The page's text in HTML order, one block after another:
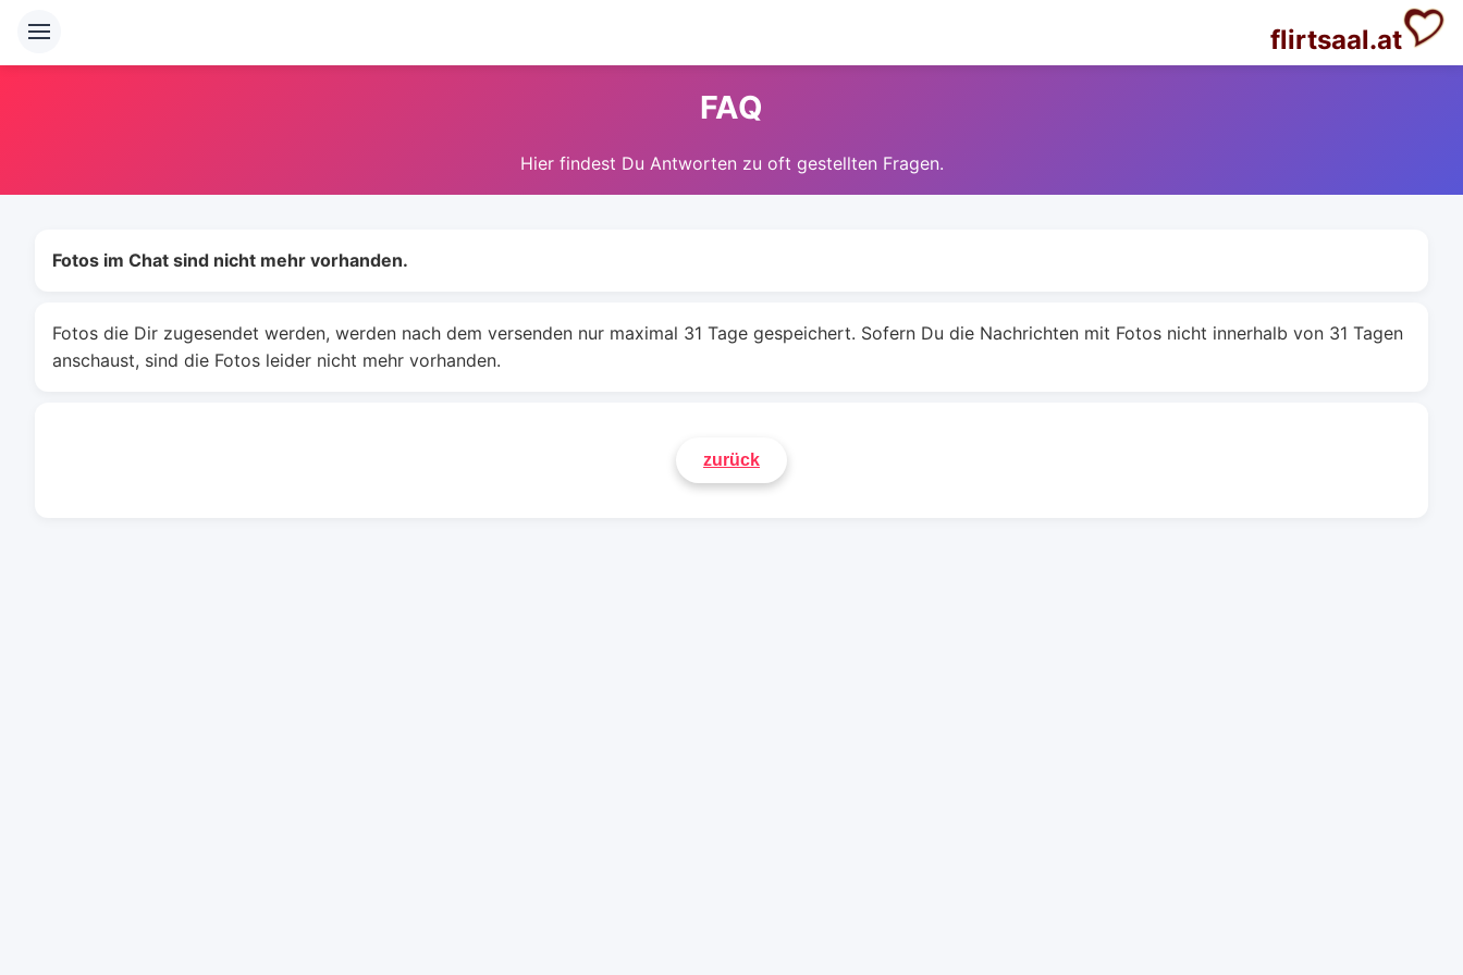
flirtsaal.at
FAQ
Hier findest Du Antworten zu oft gestellten Fragen.
Fotos im Chat sind nicht mehr vorhanden.
Fotos die Dir zugesendet werden, werden nach dem versenden nur maximal 31 Tage gespeichert. Sofern Du die Nachrichten mit Fotos nicht innerhalb von 31 Tagen
anschaust, sind die Fotos leider nicht mehr vorhanden.